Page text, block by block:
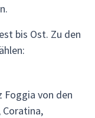
bis Ost. Zu den
Foggia von den
Coratina,